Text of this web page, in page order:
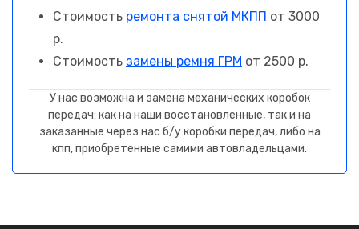
Стоимость ремонта снятой МКПП от 3000
р.
Стоимость замены ремня ГРМ от 2500 р.
У нас возможна и замена механических коробок
передач: как на наши восстановленные, так и на
заказанные через нас б/у коробки передач, либо на
кпп, приобретенные самими автовладельцами.